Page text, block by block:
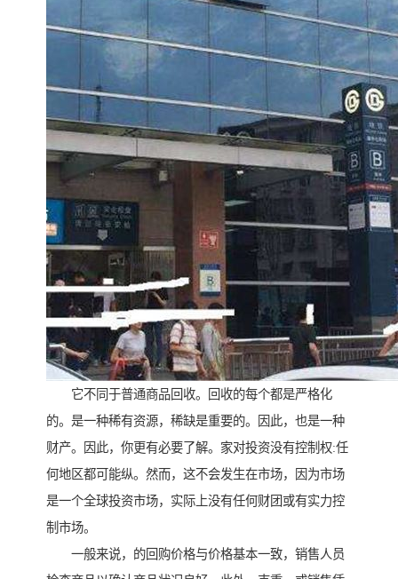
它不同于普通商品回收。回收的每个都是严格化
的。是一种稀有资源，稀缺是重要的。因此，也是一种
财产。因此，你更有必要了解。家对投资没有控制权:任
何地区都可能纵。然而，这不会发生在市场，因为市场
是一个全球投资市场，实际上没有任何财团或有实力控
制市场。
一般来说，的回购价格与价格基本一致，销售人员